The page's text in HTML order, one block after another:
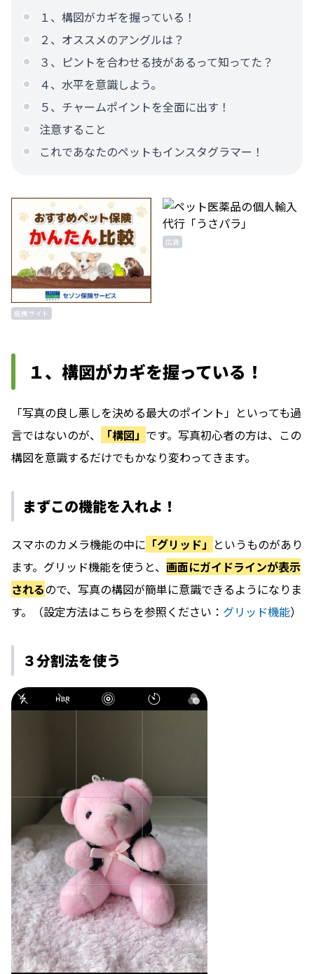
１、構図がカギを握っている！
２、オススメのアングルは？
３、ピントを合わせる技があるって知ってた？
４、水平を意識しよう。
５、チャームポイントを全面に出す！
注意すること
これであなたのペットもインスタグラマー！
提携サイト
広告
１、構図がカギを握っている！
「写真の良し悪しを決める最大のポイント」といっても過
言ではないのが、
「構図」 です。写真初心者の方は、この
構図を意識するだけでもかなり変わってきます。
まずこの機能を入れよ！
スマホのカメラ機能の中に 「グリッド」 というものがあり
ます。グリッド機能を使うと、 画面にガイドラインが表示
されるので、写真の構図が簡単に意識できるようになりま
す。（設定方法はこちらを参照ください： グリッド機能）
３分割法を使う